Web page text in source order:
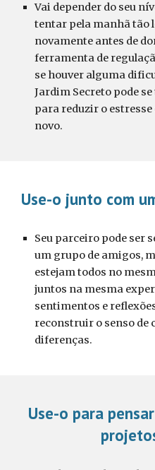
Vai depender do seu
tentar pela manhã tão
novamente antes de
ferramenta de
se houver alguma
Jardim Secreto pode
para reduzir o
novo.
Use-o junto com
Seu parceiro pode ser
um grupo de amigos,
estejam todos no
juntos na mesma
sentimentos e
reconstruir o senso de
diferenças.
Use-o para